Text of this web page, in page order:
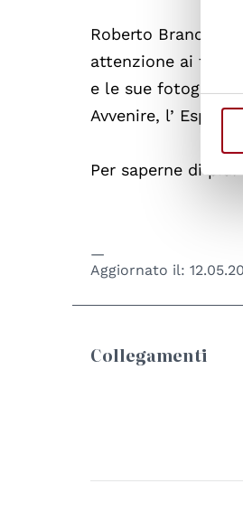
Roberto
attenzione ai temi
e le sue fotografie
Avvenire, l’
Per saperne di più:
Aggiornato il:
Collegamenti